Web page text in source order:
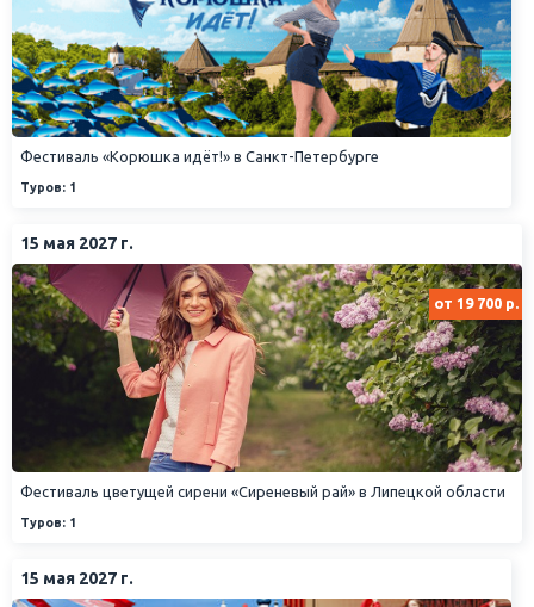
Фестиваль «Корюшка идёт!» в Санкт-Петербурге
Туров: 1
15 мая 2027 г.
от 19 700 р.
Фестиваль цветущей сирени «Сиреневый рай» в Липецкой области
Туров: 1
15 мая 2027 г.